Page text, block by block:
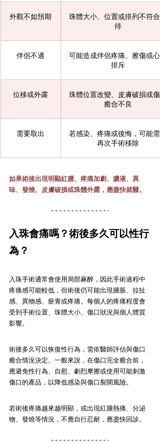
外觀不如預期
珠體大小、位置或排列不符合
待
伴侶不適
可能造成伴侶疼痛、擦傷或心
排斥
位移或外露
珠體位置改變、皮膚破損或傷
癒合不良
需要取出
若感染、疼痛或後悔，可能需
再次手術移除
如果術後出現明顯紅腫、疼痛加劇、膿液、異
味、發燒、皮膚破損或珠體外露，應盡快就醫。
入珠會痛嗎？術後多久可以性行
為？
入珠手術通常會使用局部麻醉，因此手術過程中
疼痛感可能較低，但術後仍可能出現腫脹、拉扯
感、異物感、瘀青或疼痛。每個人的疼痛程度會
受到手術位置、珠體大小、傷口狀況與個人體質
影響。
術後多久可以恢復性行為，需依醫師評估與傷口
癒合情況決定。一般來說，在傷口完全癒合前，
應避免性行為、自慰、劇烈摩擦或使用可能刺激
傷口的產品，以降低感染與傷口裂開風險。
若術後疼痛越來越明顯，或出現紅腫熱痛、分泌
物、發燒等情況，不應自行忍耐，應盡快回診。